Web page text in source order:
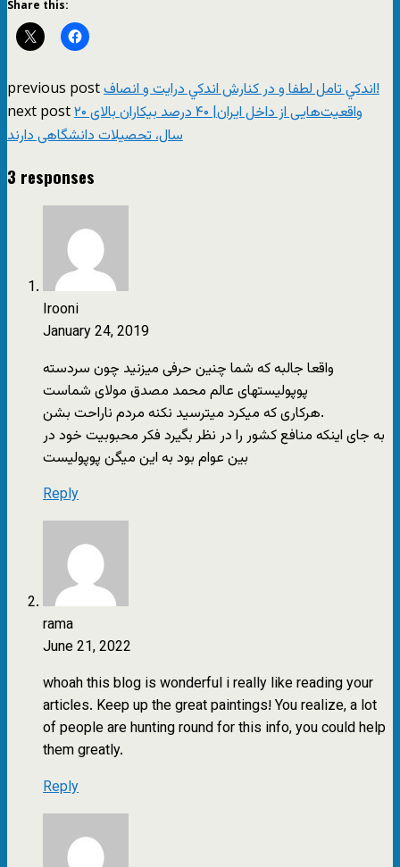
Share this:
previous post اندكي تامل لطفا و در كنارش اندكي درايت و انصاف!
next postواقعیت‌هایی از داخل ایران| ۴۰ درصد بیکاران بالای ۲۰
سال، تحصیلات دانشگاهی دارند
3 responses
Irooni
January 24, 2019
واقعا جالبه که شما چنین حرفی میزنید چون سردسته
پوپولیستهای عالم محمد مصدق مولای شماست
هرکاری که میکرد میترسید نکنه مردم ناراحت بشن.
به جای اینکه منافع کشور را در نظر بگیرد فکر محبوبیت خود در
بین عوام بود به این میگن پوپولیست
Reply
rama
June 21, 2022
whoah this blog is wonderful i really like reading your
articles. Keep up the great paintings! You realize, a lot
of people are hunting round for this info, you could help
them greatly.
Reply